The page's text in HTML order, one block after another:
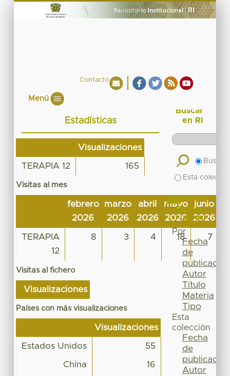
Contacto
Menú
Estadísticas
Visualizaciones
TERAPIA 12 165
Visitas al mes
febrero
2026
marzo
2026
abril
2026
mayo
2026
junio
2026
TERAPIA
12
8 3 4 18 7
Visitas al fichero
Visualizaciones
Países con más visualizaciones
Visualizaciones
Estados Unidos 55
China 16
Buscar
en RI
Buscar
Esta
Buscar
en RI
Por
Fecha
de
publicación
Autor
Título
Materia
Tipo
Esta
colección
Fecha
de
publicación
Autor